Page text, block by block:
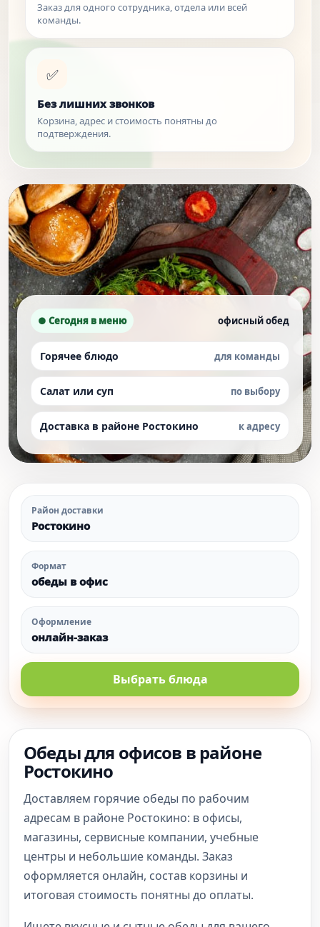
Заказ для одного сотрудника, отдела или всей
команды.
✅
Без лишних звонков
Корзина, адрес и стоимость понятны до
подтверждения.
● Сегодня в меню офисный обед
Горячее блюдо для команды
Салат или суп по выбору
Доставка в районе Ростокино к адресу
Район доставки
Ростокино
Формат
обеды в офис
Оформление
онлайн-заказ
Выбрать блюда
Обеды для офисов в районе
Ростокино
Доставляем горячие обеды по рабочим
адресам в районе Ростокино: в офисы,
магазины, сервисные компании, учебные
центры и небольшие команды. Заказ
оформляется онлайн, состав корзины и
итоговая стоимость понятны до оплаты.